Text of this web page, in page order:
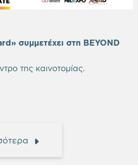
συμμετέχει στη BEYOND
της καινοτομίας.